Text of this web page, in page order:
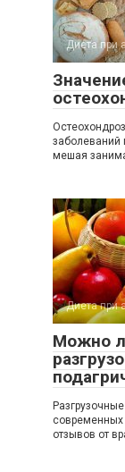
Диета при
заболеваний
мешая
Диета при
Можно
отзывов от